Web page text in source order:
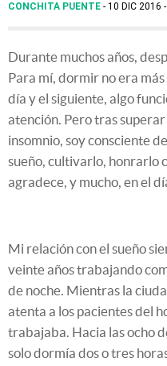
CONCHITA PUENTE 10 DIC 2016
Durante muchos años,
Para mí, dormir no era
día y el siguiente, algo
atención. Pero tras
insomnio, soy consciente
sueño, cultivarlo, honrarlo
agradece, y mucho, en el
Mi relación con el sueño
veinte años trabajando
de noche. Mientras la
atenta a los pacientes del
trabajaba. Hacia las ocho
solo dormía dos o tres